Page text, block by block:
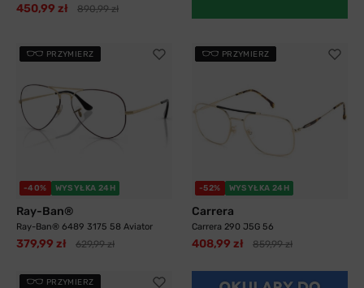
450,99 zł 890,99 zł
PRZYMIERZ
-40% WYSYŁKA 24H
Ray-Ban®
Ray-Ban® 6489 3175 58 Aviator
379,99 zł 629,99 zł
PRZYMIERZ
-52% WYSYŁKA 24H
Carrera
Carrera 290 J5G 56
408,99 zł 859,99 zł
PRZYMIERZ